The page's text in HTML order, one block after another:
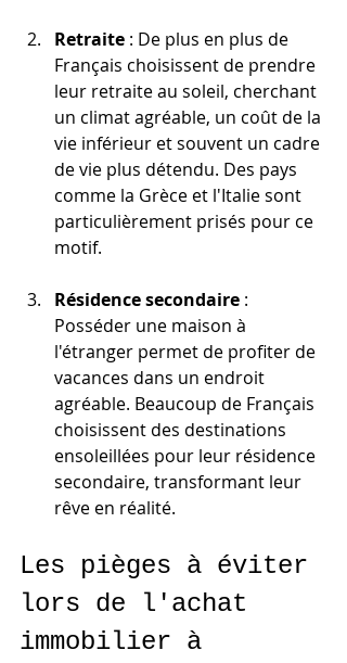
Retraite : De plus en plus de
Français choisissent de prendre
leur retraite au soleil, cherchant
un climat agréable, un coût de la
vie inférieur et souvent un cadre
de vie plus détendu. Des pays
comme la Grèce et l'Italie sont
particulièrement prisés pour ce
motif.
Résidence secondaire :
Posséder une maison à
l'étranger permet de profiter de
vacances dans un endroit
agréable. Beaucoup de Français
choisissent des destinations
ensoleillées pour leur résidence
secondaire, transformant leur
rêve en réalité.
Les pièges à éviter
lors de l'achat
immobilier à